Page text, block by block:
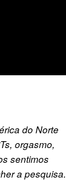
do Norte
orgasmo,
sentimos
a pesquisa.